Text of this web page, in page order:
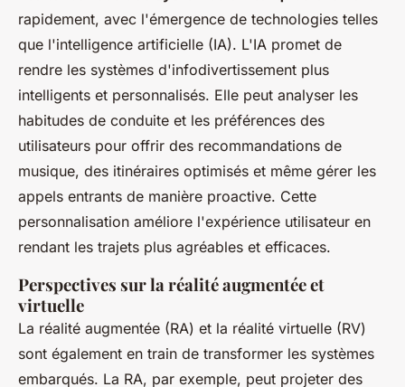
rapidement, avec l'émergence de technologies telles
que l'intelligence artificielle (IA). L'IA promet de
rendre les systèmes d'infodivertissement plus
intelligents et personnalisés. Elle peut analyser les
habitudes de conduite et les préférences des
utilisateurs pour offrir des recommandations de
musique, des itinéraires optimisés et même gérer les
appels entrants de manière proactive. Cette
personnalisation améliore l'expérience utilisateur en
rendant les trajets plus agréables et efficaces.
Perspectives sur la réalité augmentée et
virtuelle
La réalité augmentée (RA) et la réalité virtuelle (RV)
sont également en train de transformer les systèmes
embarqués. La RA, par exemple, peut projeter des